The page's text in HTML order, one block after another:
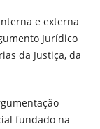
e externa
Jurídico
da Justiça, da
fundado na